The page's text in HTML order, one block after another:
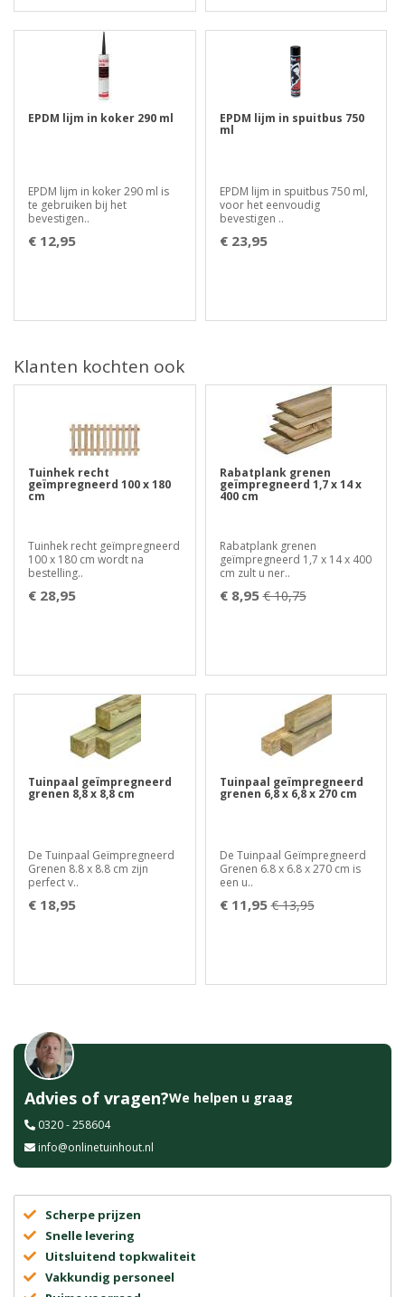
EPDM lijm in koker 290 ml
EPDM lijm in koker 290 ml is
te gebruiken bij het
bevestigen..
€ 12,95
EPDM lijm in spuitbus 750
ml
EPDM lijm in spuitbus 750 ml,
voor het eenvoudig
bevestigen ..
€ 23,95
Klanten kochten ook
Tuinhek recht
geïmpregneerd 100 x 180
cm
Tuinhek recht geïmpregneerd
100 x 180 cm wordt na
bestelling..
€ 28,95
Rabatplank grenen
geïmpregneerd 1,7 x 14 x
400 cm
Rabatplank grenen
geïmpregneerd 1,7 x 14 x 400
cm zult u ner..
€ 8,95 € 10,75
Tuinpaal geïmpregneerd
grenen 8,8 x 8,8 cm
De Tuinpaal Geïmpregneerd
Grenen 8.8 x 8.8 cm zijn
perfect v..
€ 18,95
Tuinpaal geïmpregneerd
grenen 6,8 x 6,8 x 270 cm
De Tuinpaal Geïmpregneerd
Grenen 6.8 x 6.8 x 270 cm is
een u..
€ 11,95 € 13,95
Advies of vragen?We helpen u graag
0320 - 258604
info@onlinetuinhout.nl
Scherpe prijzen
Snelle levering
Uitsluitend topkwaliteit
Vakkundig personeel